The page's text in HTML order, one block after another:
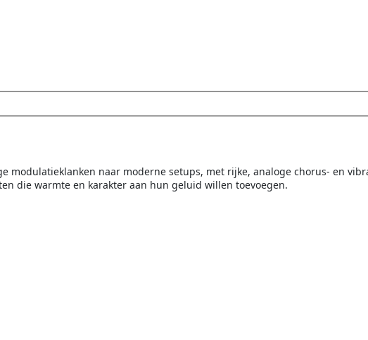
modulatieklanken naar moderne setups, met rijke, analoge chorus- en
die warmte en karakter aan hun geluid willen toevoegen.